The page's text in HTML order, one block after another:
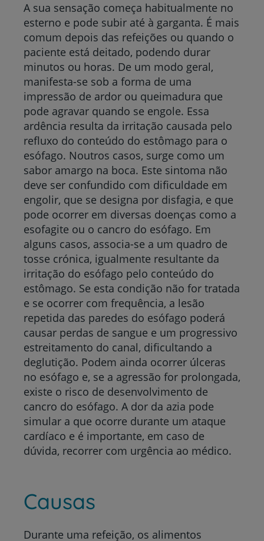
A sua sensação começa habitualmente no
esterno e pode subir até à garganta. É mais
comum depois das refeições ou quando o
paciente está deitado, podendo durar
minutos ou horas. De um modo geral,
manifesta-se sob a forma de uma
impressão de ardor ou queimadura que
pode agravar quando se engole. Essa
ardência resulta da irritação causada pelo
refluxo do conteúdo do estômago para o
esófago. Noutros casos, surge como um
sabor amargo na boca. Este sintoma não
deve ser confundido com dificuldade em
engolir, que se designa por disfagia, e que
pode ocorrer em diversas doenças como a
esofagite ou o cancro do esófago. Em
alguns casos, associa-se a um quadro de
tosse crónica, igualmente resultante da
irritação do esófago pelo conteúdo do
estômago. Se esta condição não for tratada
e se ocorrer com frequência, a lesão
repetida das paredes do esófago poderá
causar perdas de sangue e um progressivo
estreitamento do canal, dificultando a
deglutição. Podem ainda ocorrer úlceras
no esófago e, se a agressão for prolongada,
existe o risco de desenvolvimento de
cancro do esófago. A dor da azia pode
simular a que ocorre durante um ataque
cardíaco e é importante, em caso de
dúvida, recorrer com urgência ao médico.
Causas
Durante uma refeição, os alimentos